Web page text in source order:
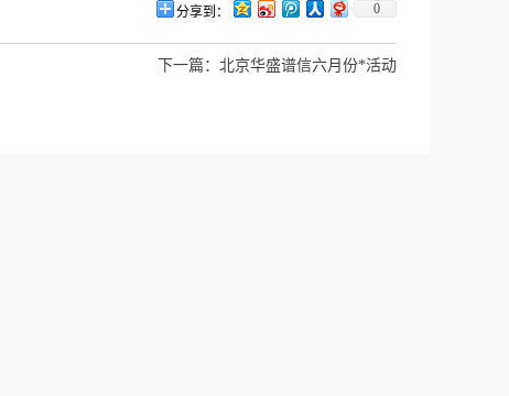
分享到： 0
下一篇： 北京华盛谱信六月份*活动